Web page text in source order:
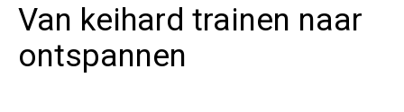
Van keihard trainen naar
ontspannen